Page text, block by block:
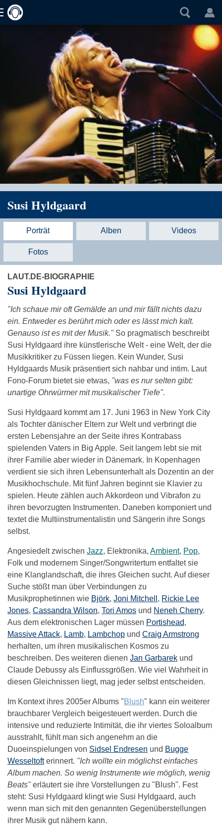
Susi Hyldgaard
Porträt Alben Videos
Fotos
LAUT.DE-BIOGRAPHIE
Susi Hyldgaard
"Ich schaue mir oft Gemälde an und mir fällt nichts dazu
ein. Entweder es berührt mich oder es lässt mich kalt.
Genauso ist es mit der Musik."So pragmatisch beschreibt
Susi Hyldgaard ihre künstlerische Welt - eine Welt, der die
Musikkritiker zu Füssen liegen. Kein Wunder, Susi
Hyldgaards Musik präsentiert sich nahbar und intim. Laut
Fono-Forum bietet sie etwas, "was es nur selten gibt:
unartige Ohrwürmer mit musikalischer Tiefe".
Susi Hyldgaard kommt am 17. Juni 1963 in New York City
als Tochter dänischer Eltern zur Welt und verbringt die
ersten Lebensjahre an der Seite ihres Kontrabass
spielenden Vaters in Big Apple. Seit langem lebt sie mit
ihrer Familie aber wieder in Dänemark. In Kopenhagen
verdient sie sich ihren Lebensunterhalt als Dozentin an der
Musikhochschule. Mit fünf Jahren beginnt sie Klavier zu
spielen. Heute zählen auch Akkordeon und Vibrafon zu
ihren bevorzugten Instrumenten. Daneben komponiert und
textet die Multiinstrumentalistin und Sängerin ihre Songs
selbst.
Angesiedelt zwischen Jazz, Elektronika, Ambient, Pop,
Folk und modernem Singer/Songwritertum entfaltet sie
eine Klanglandschaft, die ihres Gleichen sucht. Auf dieser
Suche stößt man über Verbindungen zu
Musikprophetinnen wie Björk, Joni Mitchell , Rickie Lee
Jones, Cassandra Wilson, Tori Amos und Neneh Cherry.
Aus dem elektronischen Lager müssen Portishead,
Massive Attack, Lamb, Lambchop und Craig Armstrong
herhalten, um ihren musikalischen Kosmos zu
beschreiben. Des weiteren dienen Jan Garbarek und
Claude Debussy als Einflussgrößen. Wie viel Wahrheit in
diesen Gleichnissen liegt, mag jeder selbst entscheiden.
Im Kontext ihres 2005er Albums "Blush" kann ein weiterer
brauchbarer Vergleich beigesteuert werden. Durch die
intensive und reduzierte Intimität, die ihr viertes Soloalbum
ausstrahlt, fühlt man sich angenehm an die
Duoeinspielungen von Sidsel Endresen und Bugge
Wesseltofterinnert. "Ich wollte ein möglichst einfaches
Album machen. So wenig Instrumente wie möglich, wenig
Beats"erläutert sie ihre Vorstellungen zu "Blush". Fest
steht: Susi Hyldgaard klingt wie Susi Hyldgaard, auch
wenn man sich mit den genannten Gegenüberstellungen
ihrer Musik gut nähern kann.